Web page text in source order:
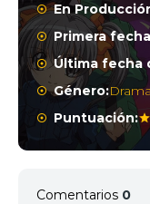
En
Primera
Última fecha
Género:Drama
Puntuación:
Comentarios 0